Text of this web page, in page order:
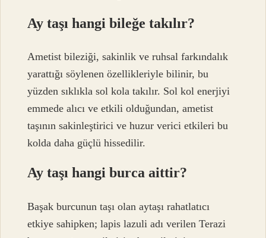
Ay taşı hangi bileğe takılır?
Ametist bileziği, sakinlik ve ruhsal farkındalık
yarattığı söylenen özellikleriyle bilinir, bu
yüzden sıklıkla sol kola takılır. Sol kol enerjiyi
emmede alıcı ve etkili olduğundan, ametist
taşının sakinleştirici ve huzur verici etkileri bu
kolda daha güçlü hissedilir.
Ay taşı hangi burca aittir?
Başak burcunun taşı olan aytaşı rahatlatıcı
etkiye sahipken; lapis lazuli adı verilen Terazi